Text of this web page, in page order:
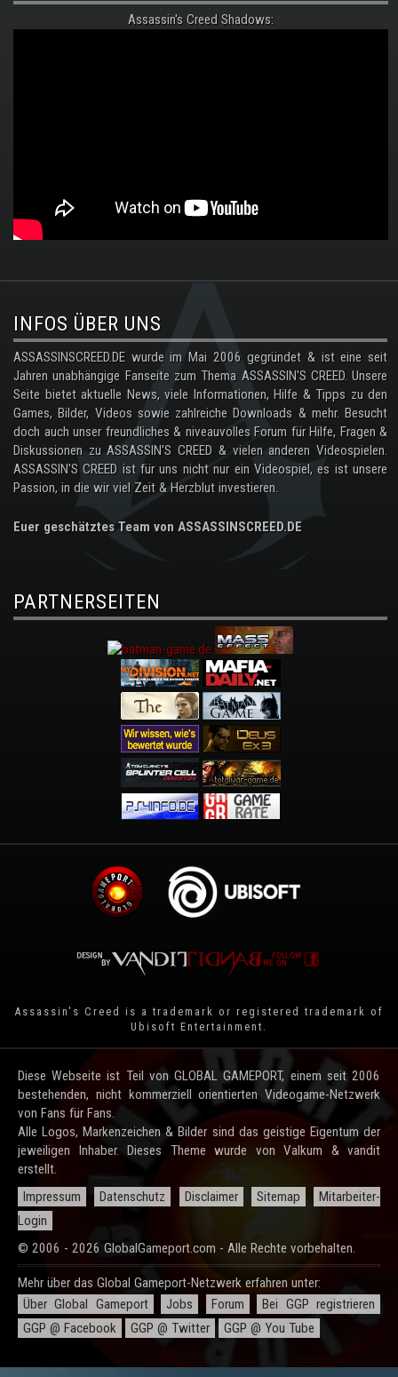
Assassin's Creed Shadows:
.
INFOS ÜBER UNS
ASSASSINSCREED.DE wurde im Mai 2006 gegründet & ist eine seit
Jahren unabhängige Fanseite zum Thema ASSASSIN'S CREED. Unsere
Seite bietet aktuelle News, viele Informationen, Hilfe & Tipps zu den
Games, Bilder, Videos sowie zahlreiche Downloads & mehr. Besucht
doch auch unser freundliches & niveauvolles Forum für Hilfe, Fragen &
Diskussionen zu ASSASSIN'S CREED & vielen anderen Videospielen.
ASSASSIN'S CREED ist für uns nicht nur ein Videospiel, es ist unsere
Passion, in die wir viel Zeit & Herzblut investieren.
Euer geschätztes Team von ASSASSINSCREED.DE
PARTNERSEITEN
Assassin's Creed is a trademark or registered trademark of
Ubisoft Entertainment
Diese Webseite ist Teil von GLOBAL GAMEPORT, einem seit 2006
bestehenden, nicht kommerziell orientierten Videogame-Netzwerk
von Fans für Fans.
Alle Logos, Markenzeichen & Bilder sind das geistige Eigentum der
jeweiligen Inhaber. Dieses Theme wurde von Valkum & vandit
erstellt.
Impressum
Datenschutz Disclaimer Sitemap
Mitarbeiter-
Login
© 2006 - 2026 GlobalGameport.com - Alle Rechte vorbehalten.
Mehr über das Global Gameport-Netzwerk erfahren unter:
Über Global Gameport
Jobs Forum
Bei GGP registrieren
GGP @ Facebook
GGP @ Twitter GGP @ You Tube